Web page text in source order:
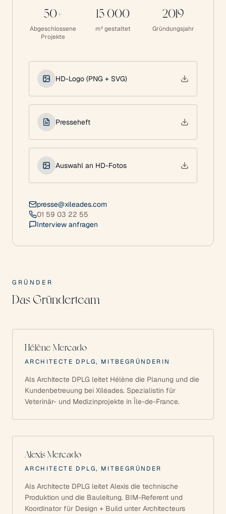
50+
Abgeschlossene
Projekte
15 000
m² gestaltet
2019
Gründungsjahr
HD-Logo (PNG + SVG)
Presseheft
Auswahl an HD-Fotos
presse@xileades.com
01 59 03 22 55
Interview anfragen
GRÜNDER
Das Gründerteam
Hélène Mercado
ARCHITECTE DPLG, MITBEGRÜNDERIN
Als Architecte DPLG leitet Hélène die Planung und die
Kundenbetreuung bei Xiléades. Spezialistin für
Veterinär- und Medizinprojekte in Île-de-France.
Alexis Mercado
ARCHITECTE DPLG, MITBEGRÜNDER
Als Architecte DPLG leitet Alexis die technische
Produktion und die Bauleitung. BIM-Referent und
Koordinator für Design + Build unter Architecteurs